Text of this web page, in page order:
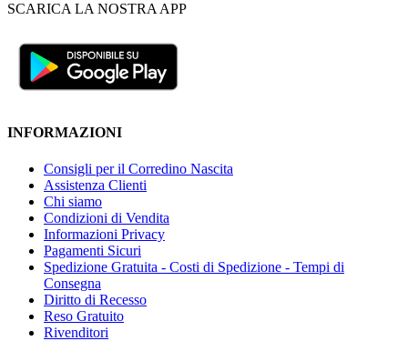
SCARICA LA NOSTRA APP
INFORMAZIONI
Consigli per il Corredino Nascita
Assistenza Clienti
Chi siamo
Condizioni di Vendita
Informazioni Privacy
Pagamenti Sicuri
Spedizione Gratuita - Costi di Spedizione - Tempi di
Consegna
Diritto di Recesso
Reso Gratuito
Rivenditori